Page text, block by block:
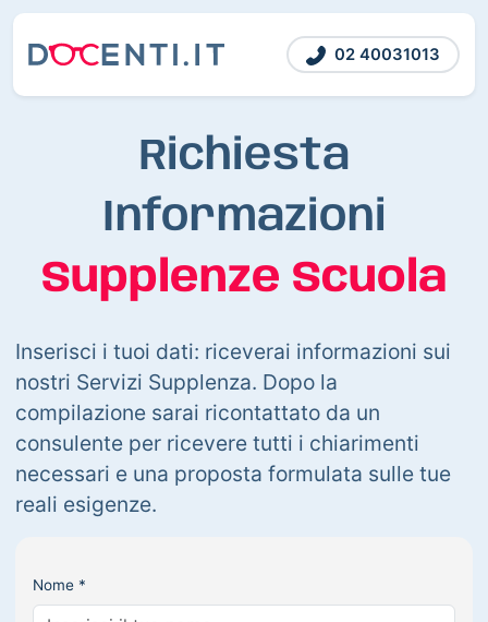
02 40031013
Richiesta
Informazioni
Supplenze Scuola
Inserisci i tuoi dati: riceverai informazioni sui
nostri Servizi Supplenza. Dopo la
compilazione sarai ricontattato da un
consulente per ricevere tutti i chiarimenti
necessari e una proposta formulata sulle tue
reali esigenze.
Nome *